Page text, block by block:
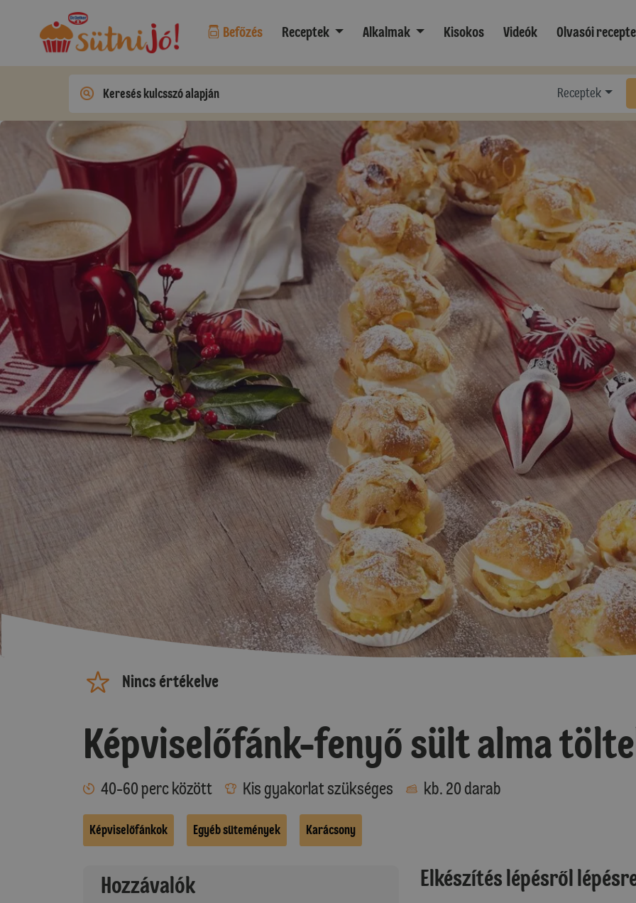
Befőzés Receptek Alkalmak Kisokos Videók Olvasói
Receptek
Nincs értékelve
Képviselőfánk-fenyő sült alma
40-60 perc között Kis gyakorlat szükséges kb. 20 darab
Képviselőfánkok Egyéb sütemények Karácsony
Hozzávalók Elkészítés lépésről